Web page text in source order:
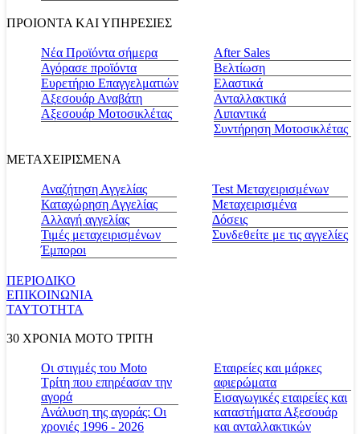
ΠΡΟΙΟΝΤΑ ΚΑΙ ΥΠΗΡΕΣΙΕΣ
Νέα Προϊόντα σήμερα
Αγόρασε προϊόντα
Ευρετήριο Επαγγελματιών
Αξεσουάρ Αναβάτη
Αξεσουάρ Μοτοσικλέτας
Αfter Sales
Βελτίωση
Ελαστικά
Ανταλλακτικά
Λιπαντικά
Συντήρηση Μοτοσικλέτας
ΜΕΤΑΧΕΙΡΙΣΜΕΝΑ
Αναζήτηση Αγγελίας
Καταχώρηση Αγγελίας
Αλλαγή αγγελίας
Τιμές μεταχειρισμένων
Έμποροι
Test Μεταχειρισμένων
Μεταχειρισμένα
Δόσεις
Συνδεθείτε με τις αγγελίες
ΠΕΡΙΟΔΙΚΟ
ΕΠΙΚΟΙΝΩΝΙΑ
ΤΑΥΤΟΤΗΤΑ
30 ΧΡΟΝΙΑ MOTO ΤΡΙΤΗ
Οι στιγμές του Moto
Τρίτη που επηρέασαν την
αγορά
Ανάλυση της αγοράς: Οι
χρονιές 1996 - 2026
Εταιρείες και μάρκες
αφιερώματα
Εισαγωγικές εταιρείες και
καταστήματα Αξεσουάρ
και ανταλλακτικών